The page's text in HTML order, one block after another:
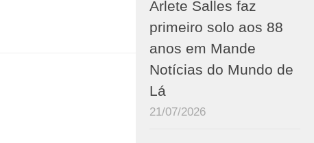
Arlete Salles faz
primeiro solo aos 88
anos em Mande
Notícias do Mundo de
Lá
21/07/2026